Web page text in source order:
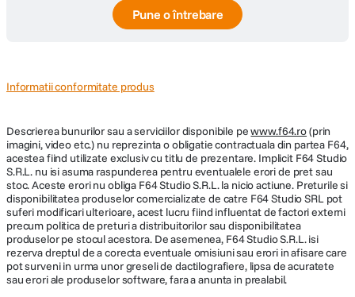
Pune o întrebare
Informatii conformitate produs
Descrierea bunurilor sau a serviciilor disponibile pewww.f64.ro(prin
imagini, video etc.) nu reprezinta o obligatie contractuala din partea F64,
acestea fiind utilizate exclusiv cu titlu de prezentare. Implicit F64 Studio
S.R.L. nu isi asuma raspunderea pentru eventualele erori de pret sau
stoc. Aceste erori nu obliga F64 Studio S.R.L. la nicio actiune. Preturile si
disponibilitatea produselor comercializate de catre F64 Studio SRL pot
suferi modificari ulterioare, acest lucru fiind influentat de factori externi
precum politica de preturi a distribuitorilor sau disponibilitatea
produselor pe stocul acestora. De asemenea, F64 Studio S.R.L. isi
rezerva dreptul de a corecta eventuale omisiuni sau erori in afisare care
pot surveni in urma unor greseli de dactilografiere, lipsa de acuratete
sau erori ale produselor software, fara a anunta in prealabil.